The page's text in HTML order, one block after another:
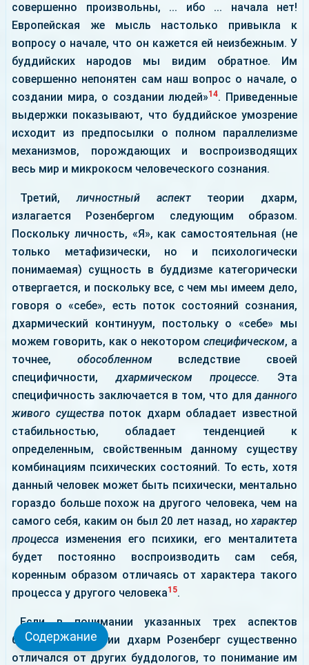
совершенно произвольны, ... ибо ... начала нет!
Европейская же мысль настолько привыкла к
вопросу о начале, что он кажется ей неизбежным. У
буддийских народов мы видим обратное. Им
совершенно непонятен сам наш вопрос о начале, о
создании мира, о создании людей»14. Приведенные
выдержки показывают, что буддийское умозрение
исходит из предпосылки о полном параллелизме
механизмов, порождающих и воспроизводящих
весь мир и микрокосм человеческого сознания.
Третий,личностный аспекттеории дхарм,
излагается Розенбергом следующим образом.
Поскольку личность, «Я», как самостоятельная (не
только метафизически, но и психологически
понимаемая) сущность в буддизме категорически
отвергается, и поскольку все, с чем мы имеем дело,
говоря о «себе», есть поток состояний сознания,
дхармический континуум, постольку о «себе» мы
можем говорить, как о некоторомспецифическом, а
точнее, обособленномвследствие своей
специфичности,дхармическом процессе. Эта
специфичность заключается в том, что дляданного
живого существапоток дхарм обладает известной
стабильностью, обладает тенденцией к
определенным, свойственным данному существу
комбинациям психических состояний. То есть, хотя
данный человек может быть психически, ментально
гораздо больше похож на другого человека, чем на
самого себя, каким он был 20 лет назад, нохарактер
процесса изменения его психики, его менталитета
будет постоянно воспроизводить сам себя,
коренным образом отличаясь от характера такого
процесса у другого человека15.
Если в понимании указанных трех аспектов
буддийской теории дхарм Розенберг существенно
отличался от других буддологов, то понимание им
Содержание